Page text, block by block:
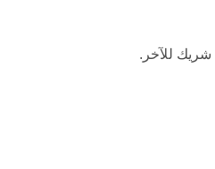
شريك للآخر.